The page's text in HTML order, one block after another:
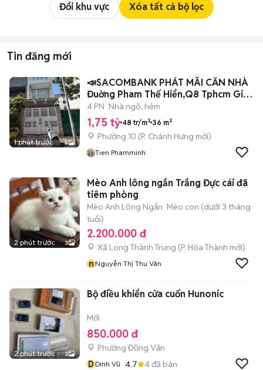
Đổi khu vực Xóa tất cả bộ lọc
Tin đăng mới
1 phút trước 5
📣SACOMBANK PHÁT MÃI CĂN NHÀ
Đuờng Pham Thế Hiển,Q8 Tphcm Giá
1tỷ750
4 PN Nhà ngõ, hẻm
1,75 tỷ 48 tr/m² 36 m²
Phường 10 (P. Chánh Hưng mới)
Tien Phamminh
2 phút trước 3
Mèo Anh lông ngắn Trắng Đực cái đã
tiêm phòng
Mèo Anh Lông Ngắn Mèo con (dưới 3 tháng
tuổi)
2.200.000 đ
Xã Long Thành Trung (P. Hòa Thành mới)
nNguyễn Thị Thu Vân
2 phút trước 3
Bộ điều khiển cửa cuốn Hunonic
Mới
850.000 đ
Phường Đồng Văn
DDinh Vũ 4.7 4đã bán